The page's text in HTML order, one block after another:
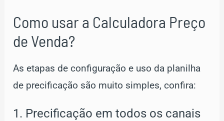
Como usar a Calculadora Preço
de Venda?
As etapas de configuração e uso da planilha
de precificação são muito simples, confira:
1. Precificação em todos os canais